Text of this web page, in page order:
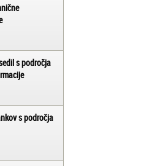
s področja
s področja